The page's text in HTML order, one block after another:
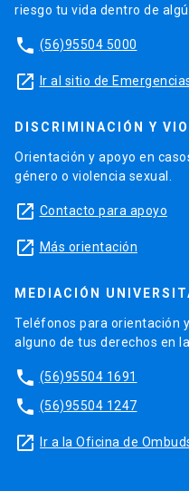
riesgo tu vida dentro de
phone (56)95504 5000
launch Ir al sitio de
DISCRIMINACIÓN Y
Orientación y apoyo en
género o violencia sexual.
launch Contacto para apoyo
launch Más orientación
MEDIACIÓN
Teléfonos para orientación
alguno de tus derechos en
phone (56)95504 1691
phone (56)95504 1247
launch Ir a la Oficina de